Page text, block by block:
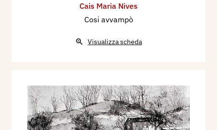
Cais Maria Nives
Cosi avvampò
Visualizza scheda